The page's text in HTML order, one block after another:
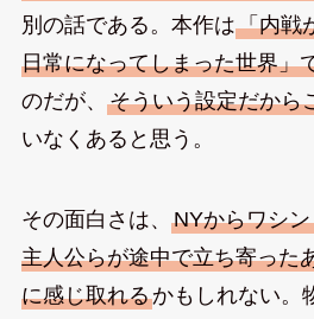
別の話である。本作は「内戦
日常になってしまった世界」
のだが、 そういう設定だから
いなくあると思う。
その面白さは、 NYからワシ
主人公らが途中で立ち寄った
に感じ取れるかもしれない。